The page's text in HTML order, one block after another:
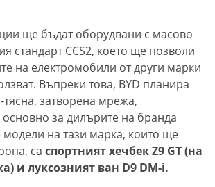
ще бъдат оборудвани с масово
стандарт CCS2, което ще позволи
на електромобили от други марки
Въпреки това, BYD планира
затворена мрежа,
за дилърите на бранда
на тази марка, които ще
са спортният хечбек Z9 GT (на
и луксозният ван D9 DM-i.